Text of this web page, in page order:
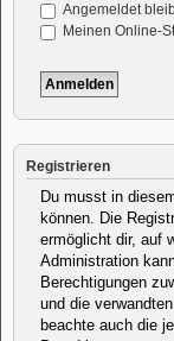
Angemeldet
Meinen Online-
Registrieren
Du musst in
können. Die
ermöglicht dir, auf
Administration
Berechtigungen
und die
beachte auch die